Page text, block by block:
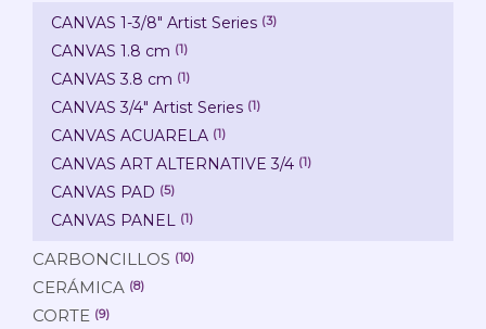
CANVAS 1-3/8" Artist Series (3)
CANVAS 1.8 cm (1)
CANVAS 3.8 cm (1)
CANVAS 3/4" Artist Series (1)
CANVAS ACUARELA (1)
CANVAS ART ALTERNATIVE 3/4 (1)
CANVAS PAD (5)
CANVAS PANEL (1)
CARBONCILLOS (10)
CERÁMICA (8)
CORTE (9)